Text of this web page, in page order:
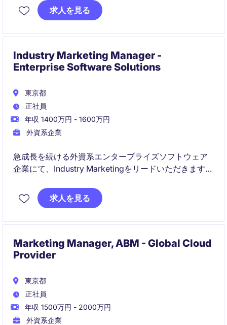
化を担います。Retail、E-commerce、Marketing、
IT、およびグローバルチームと連携しながら、戦略立
求人を見る
Industry Marketing Manager -
Enterprise Software Solutions
東京都
正社員
年収 1400万円 - 1600万円
外資系企業
急成長を続ける外資系エンタープライズソフトウェア
企業にて、Industry Marketingをリードいただきます。
パイプライン創出・拡大を目的とした戦略的なマーケ
ティング施策を企画・実行するポジションです。
求人を見る
Marketing Manager, ABM - Global Cloud
Provider
東京都
正社員
年収 1500万円 - 2000万円
外資系企業